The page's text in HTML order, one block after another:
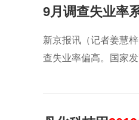
9月调查失业率
新京报讯（记者姜慧
查失业率偏高。国家